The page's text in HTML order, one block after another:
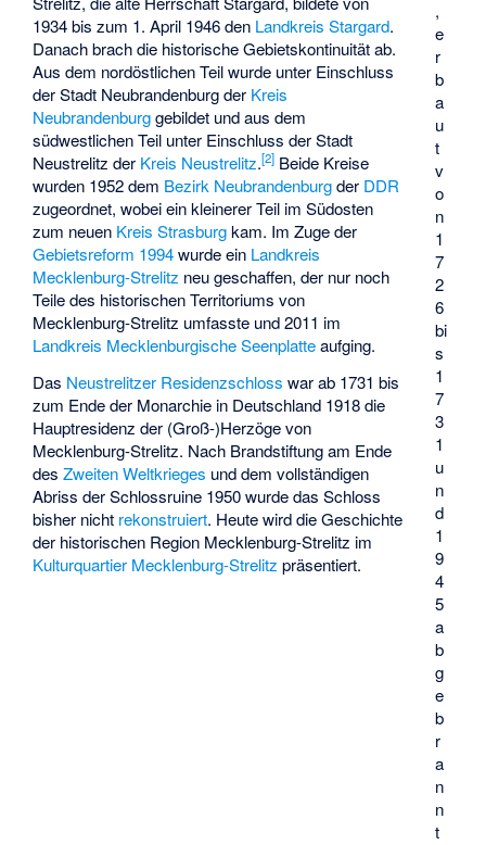
,
e
r
b
a
u
t
v
o
n
1
7
2
6
bi
s
1
7
3
1
u
n
d
1
9
4
5
a
b
g
e
b
r
a
n
n
t
1934 bis zum 1. April 1946 den Landkreis Stargard.
Danach brach die historische Gebietskontinuität ab.
Aus dem nordöstlichen Teil wurde unter Einschluss
der Stadt Neubrandenburg der Kreis
Neubrandenburggebildet und aus dem
südwestlichen Teil unter Einschluss der Stadt
Neustrelitz der Kreis Neustrelitz.[2] Beide Kreise
wurden 1952 dem Bezirk Neubrandenburgder DDR
zugeordnet, wobei ein kleinerer Teil im Südosten
zum neuen Kreis Strasburgkam. Im Zuge der
Gebietsreform 1994wurde ein Landkreis
Mecklenburg-Strelitz neu geschaffen, der nur noch
Teile des historischen Territoriums von
Mecklenburg-Strelitz umfasste und 2011 im
Landkreis Mecklenburgische Seenplatteaufging.
Das Neustrelitzer Residenzschloss war ab 1731 bis
zum Ende der Monarchie in Deutschland 1918 die
Hauptresidenz der (Groß-)Herzöge von
Mecklenburg-Strelitz. Nach Brandstiftung am Ende
desZweiten Weltkrieges und dem vollständigen
Abriss der Schlossruine 1950 wurde das Schloss
bisher nicht rekonstruiert. Heute wird die Geschichte
der historischen Region Mecklenburg-Strelitz im
Kulturquartier Mecklenburg-Strelitz präsentiert.